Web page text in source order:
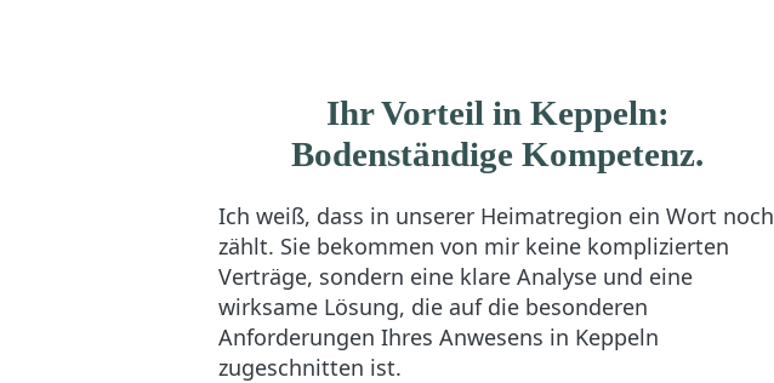
Ihr Vorteil in Keppeln:
Bodenständige Kompetenz.
Ich weiß, dass in unserer Heimatregion ein Wort noch
zählt. Sie bekommen von mir keine komplizierten
Verträge, sondern eine klare Analyse und eine
wirksame Lösung, die auf die besonderen
Anforderungen Ihres Anwesens in Keppeln
zugeschnitten ist.